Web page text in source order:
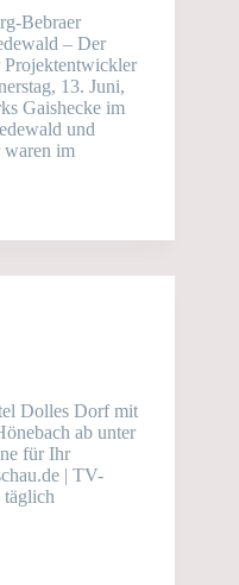
Bebraer
– Der
Projektentwickler
13. Juni,
Gaishecke im
und
waren im
Dolles Dorf mit
ab unter
für Ihr
| TV-
täglich